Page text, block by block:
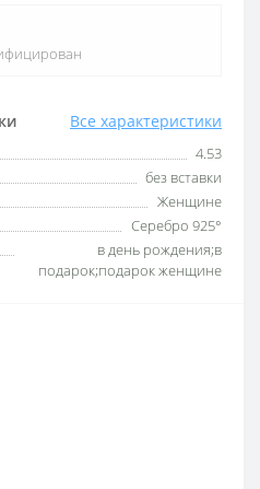
Все характеристики
4.53
без вставки
Женщине
Серебро 925°
в день рождения;в
подарок;подарок женщине